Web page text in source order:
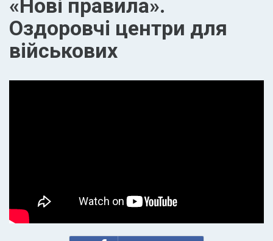
«Нові правила».
Оздоровчі центри для
військових